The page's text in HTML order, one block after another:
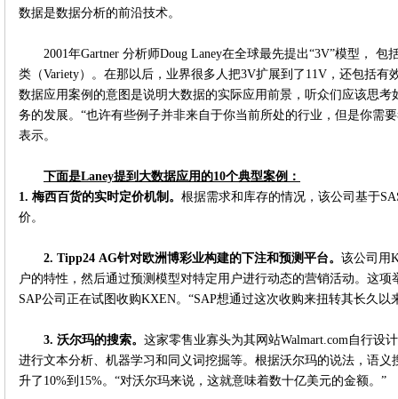
数据是数据分析的前沿技术。
2001年Gartner 分析师Doug Laney在全球最先提出“3V”模型，
类（Variety）。在那以后，业界很多人把3V扩展到了11V，还包括有
数据应用案例的意图是说明大数据的实际应用前景，听众们应该思
务的发展。“也许有些例子并非来自于你当前所处的行业，但是你需
表示。
下面是Laney提到大数据应用的10个典型案例：
1. 梅西百货的实时定价机制。 根据需求和库存的情况，该公司基于
价。
2. Tipp24 AG针对欧洲博彩业构建的下注和预测平台。 该公司用
户的特性，然后通过预测模型对特定用户进行动态的营销活动。这
SAP公司正在试图收购KXEN。“SAP想通过这次收购来扭转其长久以
3. 沃尔玛的搜索。 这家零售业寡头为其网站Walmart.com自行设
进行文本分析、机器学习和同义词挖掘等。根据沃尔玛的说法，语
升了10%到15%。“对沃尔玛来说，这就意味着数十亿美元的金额。”